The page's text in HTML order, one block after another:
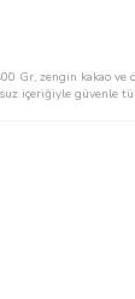
Gr, zengin kakao ve
içeriğiyle güvenle